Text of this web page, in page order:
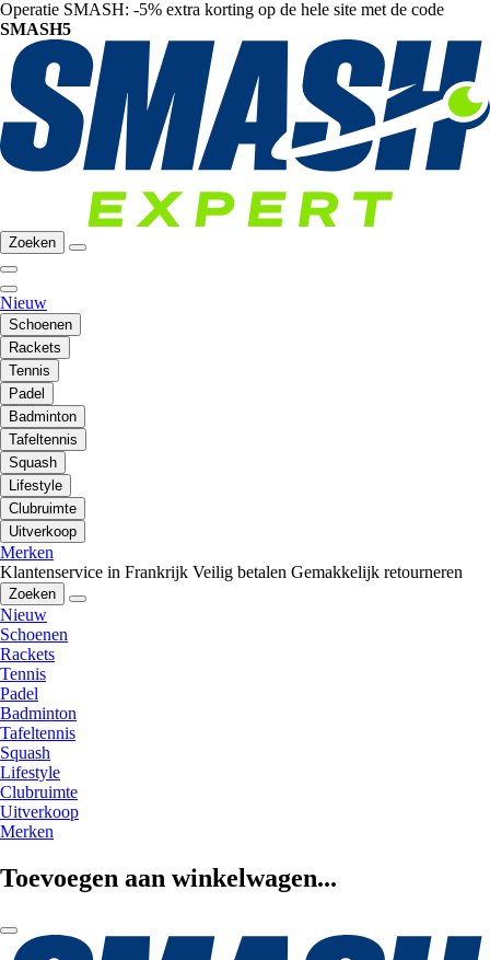
Operatie SMASH: -5% extra korting op de hele site met de code
SMASH5
Zoeken
Nieuw
Schoenen
Rackets
Tennis
Padel
Badminton
Tafeltennis
Squash
Lifestyle
Clubruimte
Uitverkoop
Merken
Klantenservice in Frankrijk Veilig betalen Gemakkelijk retourneren
Zoeken
Nieuw
Schoenen
Rackets
Tennis
Padel
Badminton
Tafeltennis
Squash
Lifestyle
Clubruimte
Uitverkoop
Merken
Toevoegen aan winkelwagen...